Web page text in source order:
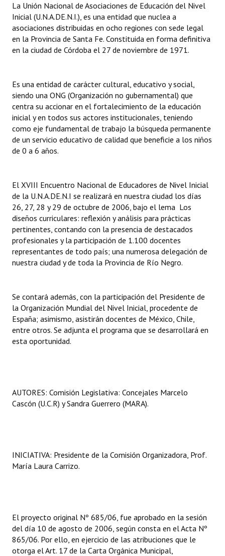
Actas de Audiencias Públicas
NORMATIVA
Declaraciones
Resoluciones
Resoluciones de Presidencia
INSTITUCIONAL
Noticias Destacadas
Registros y Distinciones
Datos Históricos
Premio al Mérito - Registro
Audiencias Públicas - Registro
Periodistas Decanos - Registro
Ciudadano Ilustre - Registro
Antiguos Pobladores - Registro
Entrega de distinciones
La Unión Nacional de Asociaciones de Educación del Nivel
Inicial (U.N.A.DE.N.I.), es una entidad que nuclea a
asociaciones distribuidas en ocho regiones con sede legal
en la Provincia de Santa Fe. Constituida en forma definitiva
en la ciudad de Córdoba el 27 de noviembre de 1971.
Es una entidad de carácter cultural, educativo y social,
siendo una ONG (Organización no gubernamental) que
centra su accionar en el fortalecimiento de la educación
inicial y en todos sus actores institucionales, teniendo
como eje fundamental de trabajo la búsqueda permanente
de un servicio educativo de calidad que beneficie a los niños
de 0 a 6 años.
El XVIII Encuentro Nacional de Educadores de Nivel Inicial
de la U.N.A.DE.N.I se realizará en nuestra ciudad los días
26, 27, 28 y 29 de octubre de 2006, bajo el lema  Los
diseños curriculares: reflexión y análisis para prácticas
pertinentes, contando con la presencia de destacados
profesionales y la participación de 1.100 docentes
representantes de todo país; una numerosa delegación de
nuestra ciudad y de toda la Provincia de Río Negro.
Se contará además, con la participación del Presidente de
la Organización Mundial del Nivel Inicial, procedente de
España; asimismo, asistirán docentes de México, Chile,
entre otros. Se adjunta el programa que se desarrollará en
esta oportunidad.
AUTORES: Comisión Legislativa: Concejales Marcelo
Cascón (U.C.R) y Sandra Guerrero (MARA).
INICIATIVA: Presidente de la Comisión Organizadora, Prof.
María Laura Carrizo.
El proyecto original Nº 685/06, fue aprobado en la sesión
del día 10 de agosto de 2006, según consta en el Acta Nº
865/06. Por ello, en ejercicio de las atribuciones que le
otorga el Art. 17 de la Carta Orgánica Municipal,